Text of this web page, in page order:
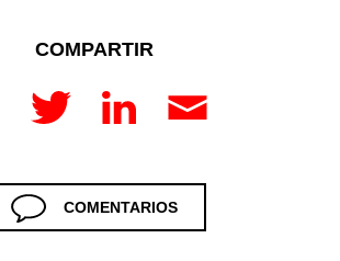
COMPARTIR
COMENTARIOS